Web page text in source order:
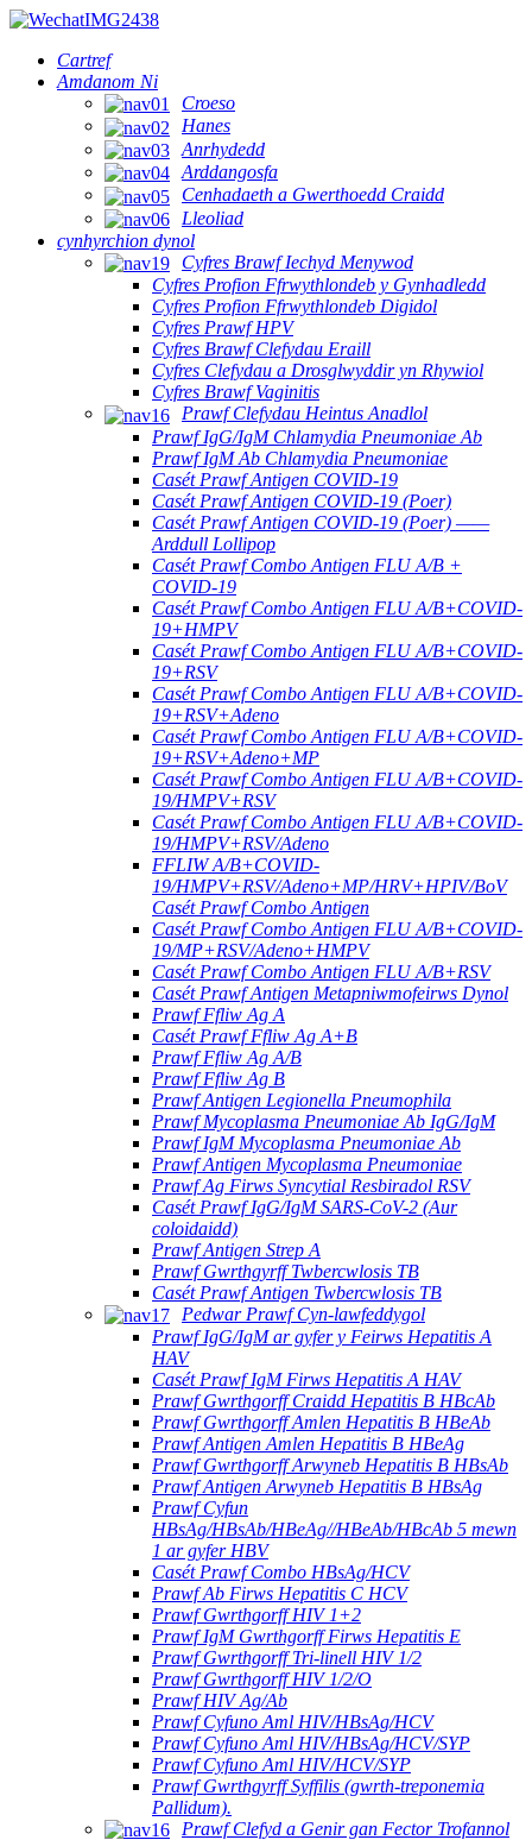
Cartref
Amdanom Ni
Croeso
Hanes
Anrhydedd
Arddangosfa
Cenhadaeth a Gwerthoedd Craidd
Lleoliad
cynhyrchion dynol
Cyfres Brawf Iechyd Menywod
Cyfres Profion Ffrwythlondeb y Gynhadledd
Cyfres Profion Ffrwythlondeb Digidol
Cyfres Prawf HPV
Cyfres Brawf Clefydau Eraill
Cyfres Clefydau a Drosglwyddir yn Rhywiol
Cyfres Brawf Vaginitis
Prawf Clefydau Heintus Anadlol
Prawf IgG/IgM Chlamydia Pneumoniae Ab
Prawf IgM Ab Chlamydia Pneumoniae
Casét Prawf Antigen COVID-19
Casét Prawf Antigen COVID-19 (Poer)
Casét Prawf Antigen COVID-19 (Poer) ——
Arddull Lollipop
Casét Prawf Combo Antigen FLU A/B +
COVID-19
Casét Prawf Combo Antigen FLU A/B+COVID-
19+HMPV
Casét Prawf Combo Antigen FLU A/B+COVID-
19+RSV
Casét Prawf Combo Antigen FLU A/B+COVID-
19+RSV+Adeno
Casét Prawf Combo Antigen FLU A/B+COVID-
19+RSV+Adeno+MP
Casét Prawf Combo Antigen FLU A/B+COVID-
19/HMPV+RSV
Casét Prawf Combo Antigen FLU A/B+COVID-
19/HMPV+RSV/Adeno
FFLIW A/B+COVID-
19/HMPV+RSV/Adeno+MP/HRV+HPIV/BoV
Casét Prawf Combo Antigen
Casét Prawf Combo Antigen FLU A/B+COVID-
19/MP+RSV/Adeno+HMPV
Casét Prawf Combo Antigen FLU A/B+RSV
Casét Prawf Antigen Metapniwmofeirws Dynol
Prawf Ffliw Ag A
Casét Prawf Ffliw Ag A+B
Prawf Ffliw Ag A/B
Prawf Ffliw Ag B
Prawf Antigen Legionella Pneumophila
Prawf Mycoplasma Pneumoniae Ab IgG/IgM
Prawf IgM Mycoplasma Pneumoniae Ab
Prawf Antigen Mycoplasma Pneumoniae
Prawf Ag Firws Syncytial Resbiradol RSV
Casét Prawf IgG/IgM SARS-CoV-2 (Aur
coloidaidd)
Prawf Antigen Strep A
Prawf Gwrthgyrff Twbercwlosis TB
Casét Prawf Antigen Twbercwlosis TB
Pedwar Prawf Cyn-lawfeddygol
Prawf IgG/IgM ar gyfer y Feirws Hepatitis A
HAV
Casét Prawf IgM Firws Hepatitis A HAV
Prawf Gwrthgorff Craidd Hepatitis B HBcAb
Prawf Gwrthgorff Amlen Hepatitis B HBeAb
Prawf Antigen Amlen Hepatitis B HBeAg
Prawf Gwrthgorff Arwyneb Hepatitis B HBsAb
Prawf Antigen Arwyneb Hepatitis B HBsAg
Prawf Cyfun
HBsAg/HBsAb/HBeAg//HBeAb/HBcAb 5 mewn
1 ar gyfer HBV
Casét Prawf Combo HBsAg/HCV
Prawf Ab Firws Hepatitis C HCV
Prawf Gwrthgorff HIV 1+2
Prawf IgM Gwrthgorff Firws Hepatitis E
Prawf Gwrthgorff Tri-linell HIV 1/2
Prawf Gwrthgorff HIV 1/2/O
Prawf HIV Ag/Ab
Prawf Cyfuno Aml HIV/HBsAg/HCV
Prawf Cyfuno Aml HIV/HBsAg/HCV/SYP
Prawf Cyfuno Aml HIV/HCV/SYP
Prawf Gwrthgyrff Syffilis (gwrth-treponemia
Pallidum).
Prawf Clefyd a Genir gan Fector Trofannol